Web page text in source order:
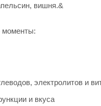
вишня.&
моменты:
электролитов и
и вкуса